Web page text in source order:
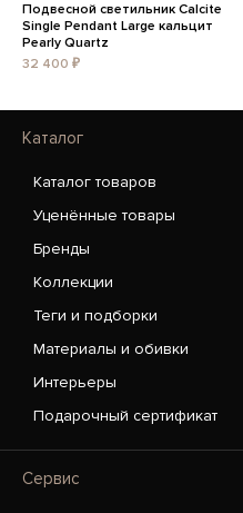
Подвесной светильник Calcite
Single Pendant Large кальцит
Pearly Quartz
32 400 ₽
Каталог
Каталог товаров
Уценённые товары
Бренды
Коллекции
Теги и подборки
Материалы и обивки
Интерьеры
Подарочный сертификат
Сервис